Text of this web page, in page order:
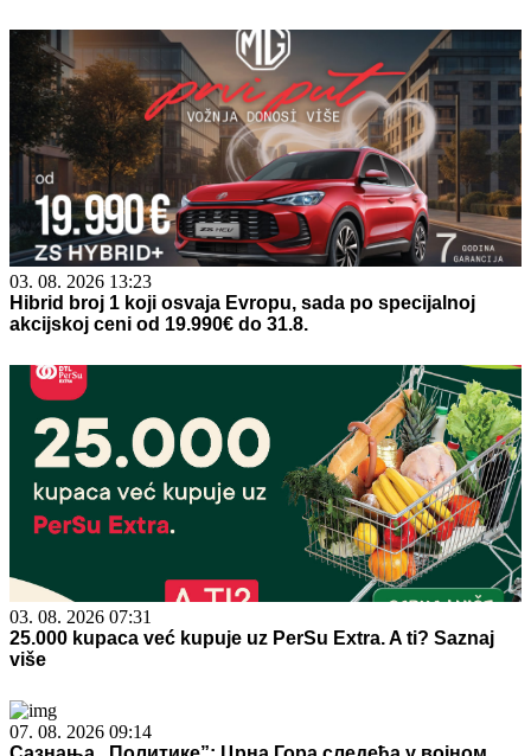
03. 08. 2026 13:23
Hibrid broj 1 koji osvaja Evropu, sada po specijalnoj
akcijskoj ceni od 19.990€ do 31.8.
03. 08. 2026 07:31
25.000 kupaca već kupuje uz PerSu Extra. A ti? Saznaj
više
07. 08. 2026 09:14